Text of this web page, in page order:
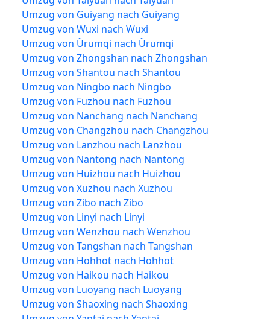
Umzug von Guiyang nach Guiyang
Umzug von Wuxi nach Wuxi
Umzug von Ürümqi nach Ürümqi
Umzug von Zhongshan nach Zhongshan
Umzug von Shantou nach Shantou
Umzug von Ningbo nach Ningbo
Umzug von Fuzhou nach Fuzhou
Umzug von Nanchang nach Nanchang
Umzug von Changzhou nach Changzhou
Umzug von Lanzhou nach Lanzhou
Umzug von Nantong nach Nantong
Umzug von Huizhou nach Huizhou
Umzug von Xuzhou nach Xuzhou
Umzug von Zibo nach Zibo
Umzug von Linyi nach Linyi
Umzug von Wenzhou nach Wenzhou
Umzug von Tangshan nach Tangshan
Umzug von Hohhot nach Hohhot
Umzug von Haikou nach Haikou
Umzug von Luoyang nach Luoyang
Umzug von Shaoxing nach Shaoxing